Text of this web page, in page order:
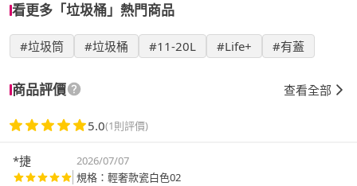
看更多「垃圾桶」熱門商品
#垃圾筒 #垃圾桶 #11-20L #Life+ #有蓋
商品評價 查看全部
5.0(1則評價)
*捷
2026/07/07
規格：輕奢款瓷白色02